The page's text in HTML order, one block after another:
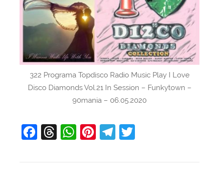
322 Programa Topdisco Radio Music Play I Love
Disco Diamonds Vol.21 In Session – Funkytown –
90mania – 06.05.2020
F
T
W Pi
T